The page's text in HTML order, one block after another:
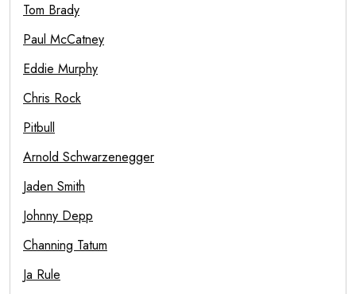
Tom Brady
Paul McCatney
Eddie Murphy
Chris Rock
Pitbull
Arnold Schwarzenegger
Jaden Smith
Johnny Depp
Channing Tatum
Ja Rule